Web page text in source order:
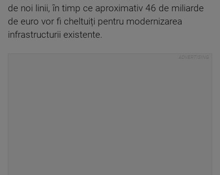
de noi linii, în timp ce aproximativ 46 de miliarde
de euro vor fi cheltuiți pentru modernizarea
infrastructurii existente.